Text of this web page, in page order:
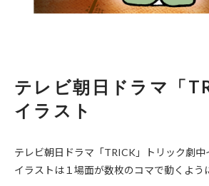
テレビ朝日ドラマ「
イラスト
テレビ朝日ドラマ「TRICK」トリック劇中
イラストは１場面が数枚のコマで動くよう